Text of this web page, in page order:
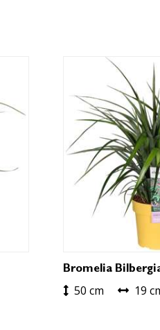
Bromelia
50 cm 19